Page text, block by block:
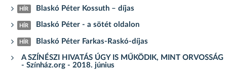
HÍR Blaskó Péter Kossuth – díjas
HÍR Blaskó Péter - a sötét oldalon
HÍR Blaskó Péter Farkas-Raskó-díjas
A SZÍNÉSZI HIVATÁS ÚGY IS MŰKÖDIK, MINT ORVOSSÁG
- Színház.org - 2018. június